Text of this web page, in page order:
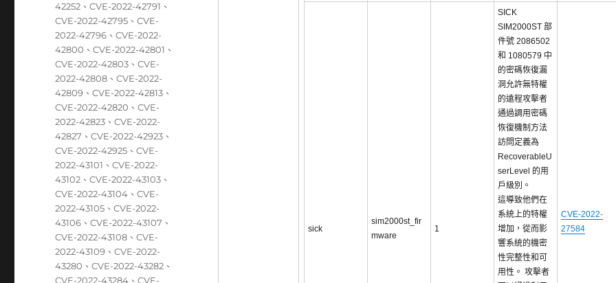
sick
sim2000st_fir
mware
1
SICK
SIM2000ST 部
件號 2086502
和 1080579 中
的密碼恢復漏
洞允許無特權
的遠程攻擊者
通過調用密碼
恢復機制方法
訪問定義為
RecoverableU
serLevel 的用
戶級別。
這導致他們在
系統上的特權
增加，從而影
響系統的機密
性完整性和可
用性。 攻擊者
CVE-2022-
27584
42252 、CVE-2022-42791 、
CVE-2022-42795 、CVE-
2022-42796 、CVE-2022-
42800 、CVE-2022-42801 、
CVE-2022-42803 、CVE-
2022-42808 、CVE-2022-
42809 、CVE-2022-42813 、
CVE-2022-42820 、CVE-
2022-42823 、CVE-2022-
42827 、CVE-2022-42923 、
CVE-2022-42925 、CVE-
2022-43101 、CVE-2022-
43102 、CVE-2022-43103 、
CVE-2022-43104 、CVE-
2022-43105 、CVE-2022-
43106 、CVE-2022-43107 、
CVE-2022-43108 、CVE-
2022-43109 、CVE-2022-
43280 、CVE-2022-43282 、
CVE-2022-43284 、CVE-